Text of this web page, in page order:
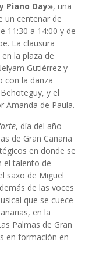
Piano Day», una
un centenar de
11:30 a 14:00 y de
La clausura
la plaza de
Gutiérrez y
con la danza
y el
Amanda de Paula.
, día del año
de Gran Canaria
en donde se
el talento de
saxo de Miguel
de las voces
que se cuece
en la
Palmas de Gran
en formación en